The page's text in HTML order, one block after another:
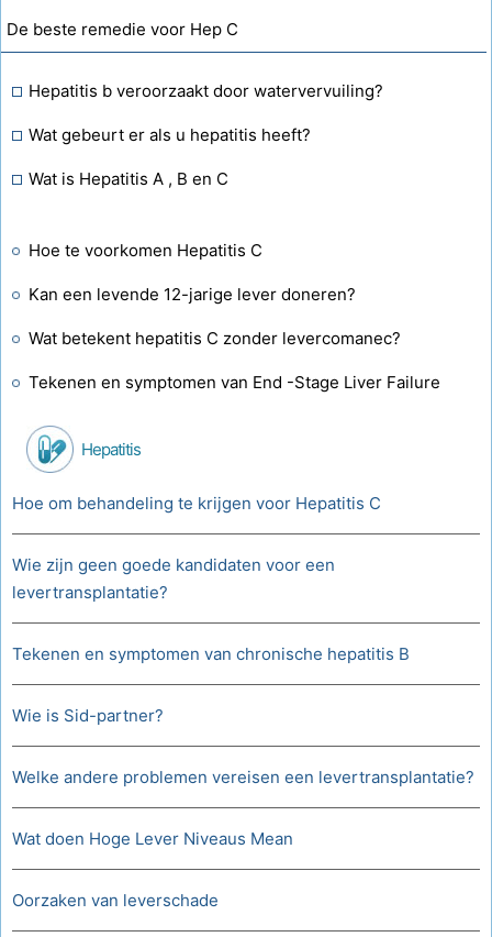
De beste remedie voor Hep C
Hepatitis b veroorzaakt door watervervuiling?
Wat gebeurt er als u hepatitis heeft?
Wat is Hepatitis A , B en C
Hoe te voorkomen Hepatitis C
Kan een levende 12-jarige lever doneren?
Wat betekent hepatitis C zonder levercomanec?
Tekenen en symptomen van End -Stage Liver Failure
Hepatitis
Hoe om behandeling te krijgen voor Hepatitis C
Wie zijn geen goede kandidaten voor een
levertransplantatie?
Tekenen en symptomen van chronische hepatitis B
Wie is Sid-partner?
Welke andere problemen vereisen een levertransplantatie?
Wat doen Hoge Lever Niveaus Mean
Oorzaken van leverschade